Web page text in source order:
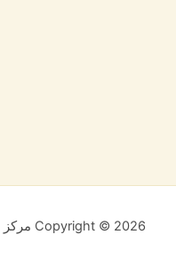
Copyright © 2026 مركز مستر كار لصيانة السيارات في جدة